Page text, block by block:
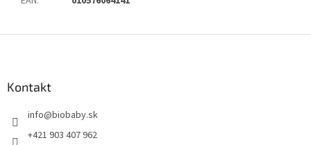
Kontakt
info@biobaby.sk
+421 903 407 962